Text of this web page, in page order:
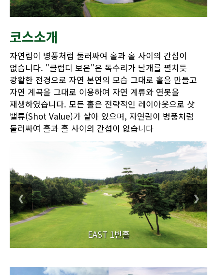
코스소개
자연림이 병풍처럼 둘러싸여 홀과 홀 사이의 간섭이
없습니다. "클럽디 보은"은 독수리가 날개를 펼치듯
광활한 전경으로 자연 본연의 모습 그대로 홀을 만들고
자연 계곡을 그대로 이용하여 자연 계류와 연못을
재생하였습니다. 모든 홀은 전략적인 레이아웃으로 샷
밸류(Shot Value)가 살아 있으며, 자연림이 병풍처럼
둘러싸여 홀과 홀 사이의 간섭이 없습니다
EAST 1번홀
❮ ❯